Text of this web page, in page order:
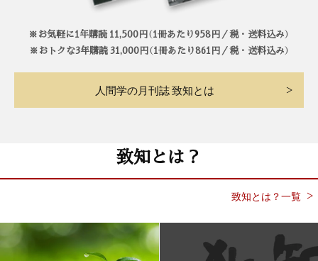
※お気軽に1年購読 11,500円（1冊あたり958円／税・送料込み）
※おトクな3年購読 31,000円（1冊あたり861円／税・送料込み）
人間学の月刊誌 致知とは
致知とは？
致知とは？一覧